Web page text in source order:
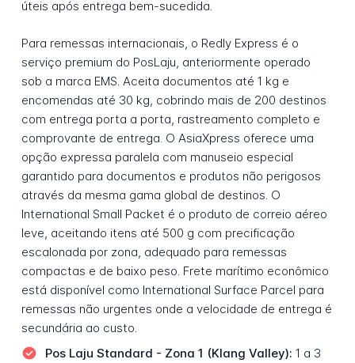
úteis após entrega bem-sucedida.
Para remessas internacionais, o Redly Express é o
serviço premium do PosLaju, anteriormente operado
sob a marca EMS. Aceita documentos até 1 kg e
encomendas até 30 kg, cobrindo mais de 200 destinos
com entrega porta a porta, rastreamento completo e
comprovante de entrega. O AsiaXpress oferece uma
opção expressa paralela com manuseio especial
garantido para documentos e produtos não perigosos
através da mesma gama global de destinos. O
International Small Packet é o produto de correio aéreo
leve, aceitando itens até 500 g com precificação
escalonada por zona, adequado para remessas
compactas e de baixo peso. Frete marítimo econômico
está disponível como International Surface Parcel para
remessas não urgentes onde a velocidade de entrega é
secundária ao custo.
Pos Laju Standard - Zona 1 (Klang Valley): 1 a 3